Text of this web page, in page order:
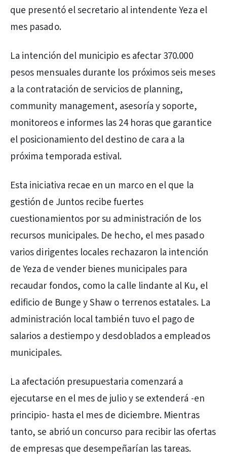
que presentó el secretario al intendente Yeza el
mes pasado.
La intención del municipio es afectar 370.000
pesos mensuales durante los próximos seis meses
a la contratación de servicios de planning,
community management, asesoría y soporte,
monitoreos e informes las 24 horas que garantice
el posicionamiento del destino de cara a la
próxima temporada estival.
Esta iniciativa recae en un marco en el que la
gestión de Juntos recibe fuertes
cuestionamientos por su administración de los
recursos municipales. De hecho, el mes pasado
varios dirigentes locales rechazaron la intención
de Yeza de vender bienes municipales para
recaudar fondos, como la calle lindante al Ku, el
edificio de Bunge y Shaw o terrenos estatales. La
administración local también tuvo el pago de
salarios a destiempo y desdoblados a empleados
municipales.
La afectación presupuestaria comenzará a
ejecutarse en el mes de julio y se extenderá -en
principio- hasta el mes de diciembre. Mientras
tanto, se abrió un concurso para recibir las ofertas
de empresas que desempeñarían las tareas.